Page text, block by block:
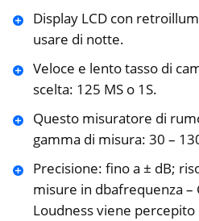
Display LCD con
usare di notte.
Veloce e lento tasso di
scelta: 125 MS o 1S.
Questo misuratore di
gamma di misura: 30 –
Precisione: fino a ± dB;
misure in dbafrequenza –
Loudness viene percepito